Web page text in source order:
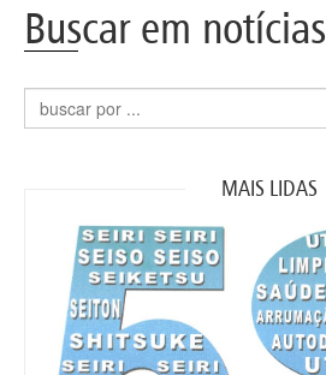
Buscar em notícias
MAIS LIDAS